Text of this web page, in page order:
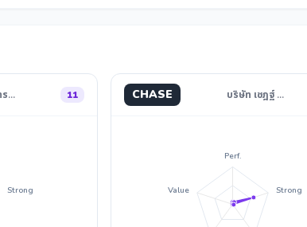
ร… 11
Strong
CHASE บริษัท เชฎฐ์ …
Perf.
Strong
Value